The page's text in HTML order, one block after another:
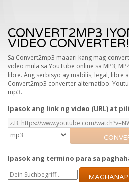
CONVERT2MP3
VIDEO CONVERTER!
Sa Convert2mp3 maaari kang mag-
video mula sa YouTube online sa MP3,
libre. Ang serbisyo ay mabilis, legal, libre
Convert2mp3 converter alternatibo.
mp3.
Ipasok ang link ng video (URL) at
Ipasok ang termino para sa
MAGHANAP